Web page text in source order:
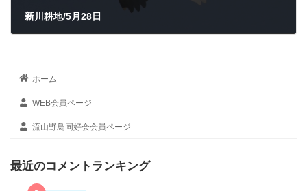
新川耕地/5月28日
ホーム
WEB会員ページ
流山野鳥同好会会員ページ
最近のコメントランキング